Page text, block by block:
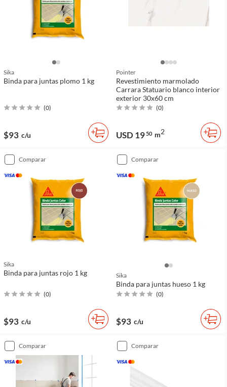
Sika
Binda para juntas plomo 1 kg
(0)
$93 c/u
Pointer
Revestimiento marmolado
Carrara Statuario blanco interior
exterior 30x60 cm
(0)
USD 1950 m2
comparar
Sika
Binda para juntas rojo 1 kg
(0)
$93 c/u
comparar
Sika
Binda para juntas hueso 1 kg
(0)
$93 c/u
comparar comparar